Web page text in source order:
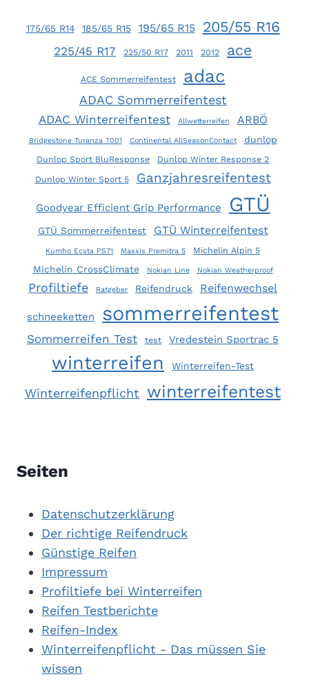
175/65 R14 185/65 R15 195/65 R15 205/55 R16
225/45 R17 225/50 R17 2011 2012 ace
ACE Sommerreifentest adac
ADAC Sommerreifentest
ADAC Winterreifentest Allwetterreifen ARBÖ
Bridgestone Turanza T001 Continental AllSeasonContact dunlop
Dunlop Sport BluResponse
Dunlop Winter Response 2
Dunlop Winter Sport 5
Ganzjahresreifentest
Goodyear Efficient Grip Performance GTÜ
GTÜ Sommerreifentest GTÜ Winterreifentest
Kumho Ecsta PS71 Maxxis Premitra 5 Michelin Alpin 5
Michelin CrossClimate Nokian Line Nokian Weatherproof
Profiltiefe Ratgeber Reifendruck Reifenwechsel
schneeketten sommerreifentest
Sommerreifen Test test Vredestein Sportrac 5
winterreifen Winterreifen-Test
Winterreifenpflicht winterreifentest
Seiten
Datenschutzerklärung
Der richtige Reifendruck
Günstige Reifen
Impressum
Profiltiefe bei Winterreifen
Reifen Testberichte
Reifen-Index
Winterreifenpflicht - Das müssen Sie
wissen